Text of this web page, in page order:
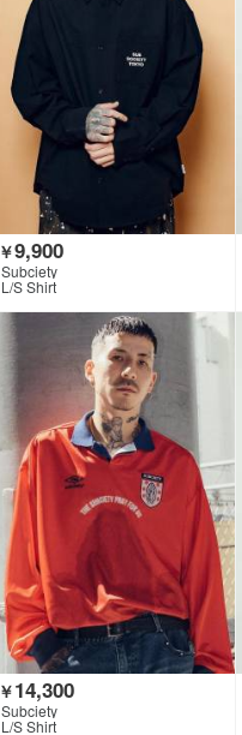
￥9,900
Subciety
L/S Shirt
￥14,300
Subciety
L/S Shirt